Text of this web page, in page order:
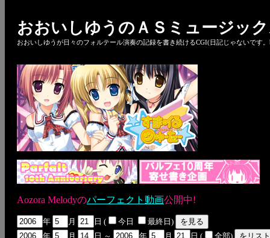
おおいしゆうのＡＳミュージッ
おおいしゆうが日々のフォルテール演奏の記録を書き続けるCGI(日記じゃないです
Aozora Melodyのパーフェクト動画公開中!
年 月 日 ( 今日
最終日)
年
月 日 ～ 年 月 日 ( 全部)